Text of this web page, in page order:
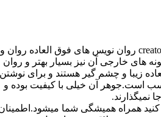
روان نویس های رنگی creators روان نویس های فوق العاده روان و
های خارجی آن نیز بسیار بهتر و روان
زیبا و چشم گیر هستند و برای نوشتن
است.جوهر آن خیلی با کیفیت بوده و
نمیگذارند.
کنید همراه همیشگی شما